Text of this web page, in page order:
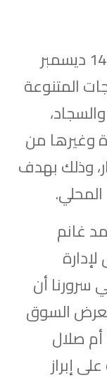
ويضم المعرض الذي يستمر حتى 14 ديسمبر
المتنوعة
وغيرها من
وذلك بهدف
المحلي.
غانم
سرورنا أن
السوق
صلال
إبراز